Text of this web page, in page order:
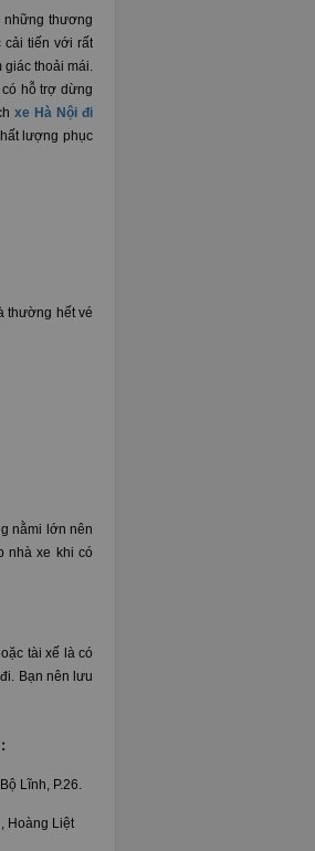
những thương
cải tiến với rất
thoải mái.
hỗ trợ dừng
xe Hà Nội đi
lượng phục
thường hết vé
nằmi lớn nên
nhà xe khi có
tài xế là có
Bạn nên lưu
Lĩnh, P.26.
Hoàng Liệt